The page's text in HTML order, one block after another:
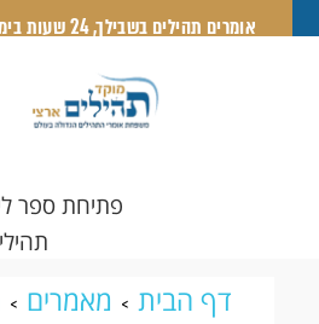
אומרים תהילים בשבילך, 24 שעות ביממה | 1-700-700-721
פתיחת ספר
דף הבית מאמרים